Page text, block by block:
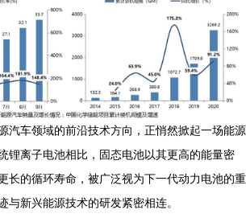
汽车领域的前沿技术方向，正悄然掀起一场能源
锂离子电池相比，固态电池以其更高的能量密
长的循环寿命，被广泛视为下一代动力电池的重
与新兴能源技术的研发紧密相连。